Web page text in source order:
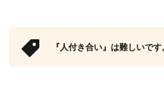
『人付き合い』は難しいです